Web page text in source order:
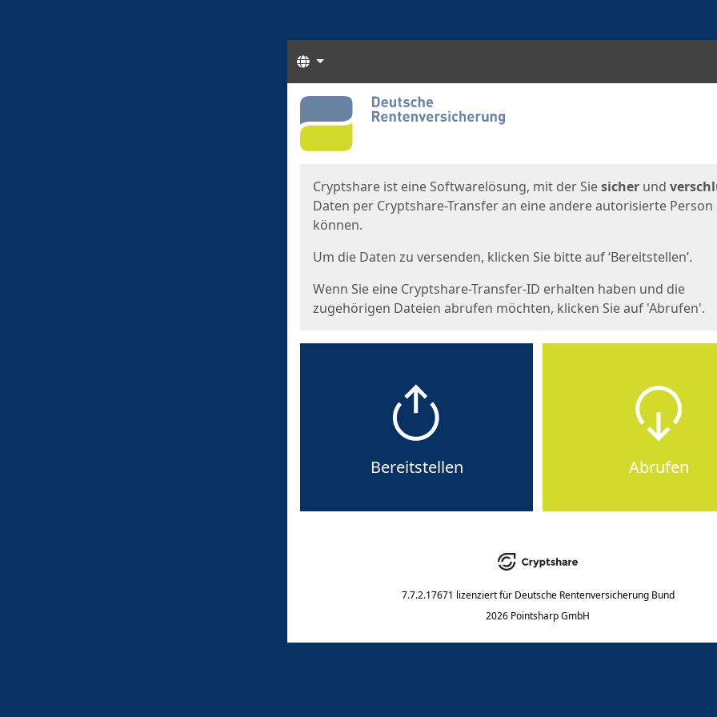
Sprachen
Start
Cryptshare ist eine Softwarelösung, mit der Siesicher und
Daten per Cryptshare-Transfer an eine andere autorisierte Person
können.
Um die Daten zu versenden, klicken Sie bitte auf ‘Bereitstellen’.
Wenn Sie eine Cryptshare-Transfer-ID erhalten haben und die
zugehörigen Dateien abrufen möchten, klicken Sie auf 'Abrufen'.
Bereitstellen Abrufen
7.7.2.17671 lizenziert für Deutsche Rentenversicherung Bund
2026 Pointsharp GmbH